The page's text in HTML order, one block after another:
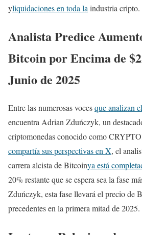
yliquidaciones en toda la industria cripto.
Analista Predice
Bitcoin por Encima de
Junio de 2025
Entre las numerosas vocesque analizan
encuentra Adrian Zduńczyk, un
criptomonedas conocido como
compartía sus perspectivas en X, el
carrera alcista de Bitcoinya está
20% restante que se espera sea la fase
Zduńczyk, esta fase llevará el precio de
precedentes en la primera mitad de 2025.